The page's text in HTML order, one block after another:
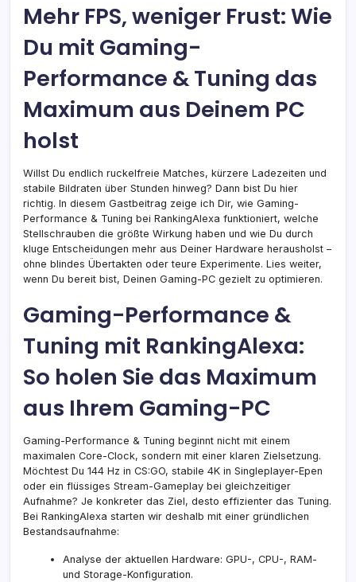
Mehr FPS, weniger Frust: Wie
Du mit Gaming-
Performance & Tuning das
Maximum aus Deinem PC
holst
Willst Du endlich ruckelfreie Matches, kürzere Ladezeiten und
stabile Bildraten über Stunden hinweg? Dann bist Du hier
richtig. In diesem Gastbeitrag zeige ich Dir, wie Gaming-
Performance & Tuning bei RankingAlexa funktioniert, welche
Stellschrauben die größte Wirkung haben und wie Du durch
kluge Entscheidungen mehr aus Deiner Hardware herausholst –
ohne blindes Übertakten oder teure Experimente. Lies weiter,
wenn Du bereit bist, Deinen Gaming-PC gezielt zu optimieren.
Gaming-Performance &
Tuning mit RankingAlexa:
So holen Sie das Maximum
aus Ihrem Gaming-PC
Gaming-Performance & Tuning beginnt nicht mit einem
maximalen Core-Clock, sondern mit einer klaren Zielsetzung.
Möchtest Du 144 Hz in CS:GO, stabile 4K in Singleplayer-Epen
oder ein flüssiges Stream-Gameplay bei gleichzeitiger
Aufnahme? Je konkreter das Ziel, desto effizienter das Tuning.
Bei RankingAlexa starten wir deshalb mit einer gründlichen
Bestandsaufnahme:
Analyse der aktuellen Hardware: GPU-, CPU-, RAM-
und Storage-Konfiguration.